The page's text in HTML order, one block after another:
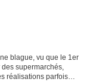
blague, vu que le 1er
supermarchés,
réalisations parfois